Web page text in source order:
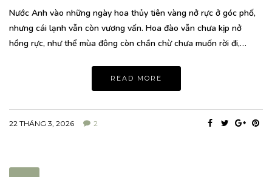
Nước Anh vào những ngày hoa thủy tiên vàng nở rực ở góc phố,
nhưng cái lạnh vẫn còn vương vấn. Hoa đào vẫn chưa kịp nở
hồng rực, như thể mùa đông còn chần chừ chưa muốn rời đi,…
READ MORE
22 THÁNG 3, 2026 2